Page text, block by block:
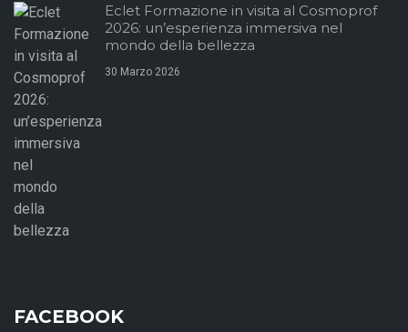
Eclet Formazione in visita al Cosmoprof
2026: un’esperienza immersiva nel
mondo della bellezza
30 Marzo 2026
FACEBOOK